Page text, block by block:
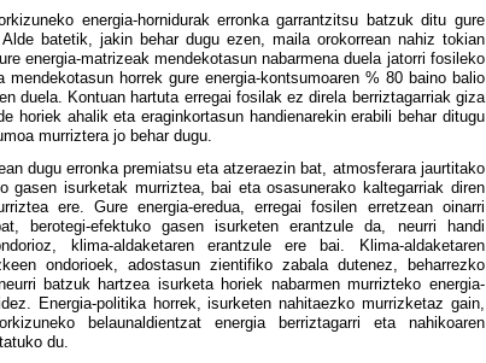
energia-hornidurak erronka garrantzitsu batzuk ditu gure
batetik, jakin behar dugu ezen, maila orokorrean nahiz tokian
energia-matrizeak mendekotasun nabarmena duela jatorri fosileko
mendekotasun horrek gure energia-kontsumoaren % 80 baino balio
duela. Kontuan hartuta erregai fosilak ez direla berriztagarriak giza
horiek ahalik eta eraginkortasun handienarekin erabili behar ditugu
murriztera jo behar dugu.
dugu erronka premiatsu eta atzeraezin bat, atmosferara jaurtitako
gasen isurketak murriztea, bai eta osasunerako kaltegarriak diren
ere. Gure energia-eredua, erregai fosilen erretzean oinarri
berotegi-efektuko gasen isurketen erantzule da, neurri handi
klima-aldaketaren erantzule ere bai. Klima-aldaketaren
ondorioek, adostasun zientifiko zabala dutenez, beharrezko
batzuk hartzea isurketa horiek nabarmen murrizteko energia-
Energia-politika horrek, isurketen nahitaezko murrizketaz gain,
belaunaldientzat energia berriztagarri eta nahikoaren
du.